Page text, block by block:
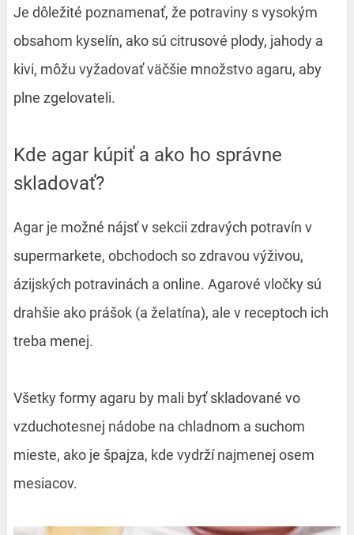
Je dôležité poznamenať, že potraviny s vysokým
obsahom kyselín, ako sú citrusové plody, jahody a
kivi, môžu vyžadovať väčšie množstvo agaru, aby
plne zgelovateli.
Kde agar kúpiť a ako ho správne
skladovať?
Agar je možné nájsť v sekcii zdravých potravín v
supermarkete, obchodoch so zdravou výživou,
ázijských potravinách a online. Agarové vločky sú
drahšie ako prášok (a želatína), ale v receptoch ich
treba menej.
Všetky formy agaru by mali byť skladované vo
vzduchotesnej nádobe na chladnom a suchom
mieste, ako je špajza, kde vydrží najmenej osem
mesiacov.